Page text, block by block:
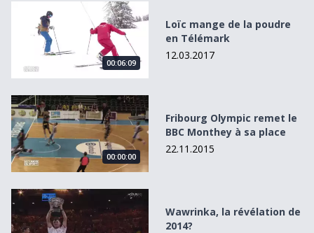
Loïc mange de la poudre en Télémark
00:06:09
Loïc mange de la poudre
en Télémark
12.03.2017
Fribourg Olympic remet le BBC Monthey à sa place
00:00:00
Fribourg Olympic remet le
BBC Monthey à sa place
22.11.2015
Wawrinka, la révélation de 2014?
Wawrinka, la révélation de
2014?